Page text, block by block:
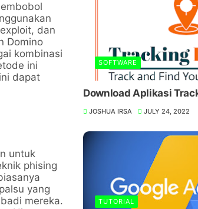
dan
Domino
kombinasi
ini
dapat
untuk
phising
yang
mereka.
SOFTWARE
Download Aplikasi
JOSHUA IRSA JULY 24, 2022
TUTORIAL